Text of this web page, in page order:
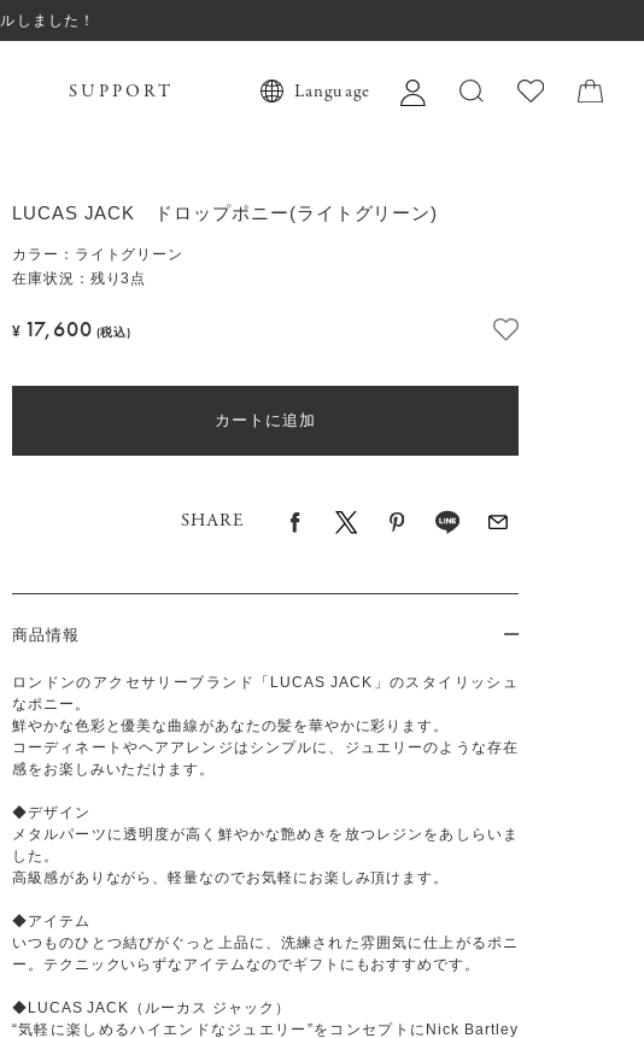
しました！
SUPPORT Language
LUCAS JACK ドロップポニー(ライトグリーン)
カラー ： ライトグリーン
在庫状況：残り3点
¥ 17,600 (税込)
カートに追加
SHARE
商品情報
ロンドンのアクセサリーブランド「LUCAS JACK」のスタイリッシュ
なポニー。
鮮やかな色彩と優美な曲線があなたの髪を華やかに彩ります。
コーディネートやヘアアレンジはシンプルに、ジュエリーのような存在
感をお楽しみいただけます。
◆デザイン
メタルパーツに透明度が高く鮮やかな艶めきを放つレジンをあしらいま
した。
高級感がありながら、軽量なのでお気軽にお楽しみ頂けます。
◆アイテム
いつものひとつ結びがぐっと上品に、洗練された雰囲気に仕上がるポニ
ー。テクニックいらずなアイテムなのでギフトにもおすすめです。
◆LUCAS JACK（ルーカス ジャック）
“気軽に楽しめるハイエンドなジュエリー”をコンセプトにNick Bartley